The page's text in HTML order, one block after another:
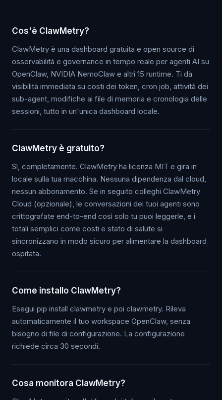
Cos'è ClawMetry?
ClawMetry è una dashboard gratuita e open source di
osservabilità e governance in tempo reale per agenti AI su
OpenClaw, NVIDIA NemoClaw e altri 15 runtime. Ti dà
visibilità immediata su costi dei token, cron job, attività dei
sub-agent, modifiche ai file di memoria e cronologia delle
sessioni, tutto in un'unica dashboard locale.
ClawMetry è gratuito?
Sì, completamente. ClawMetry ha licenza MIT e gira in
locale sulla tua macchina. Nessuna dipendenza dal cloud,
nessun abbonamento. Se in seguito colleghi ClawMetry
Cloud (opzionale), le conversazioni dei tuoi agenti sono
crittografate end-to-end così solo tu puoi leggerle, e i
totali semplici come costi e stato di salute si
sincronizzano in modo sicuro per alimentare la dashboard
ospitata.
Come installo ClawMetry?
Esegui pip install clawmetry e poi clawmetry. Rileva
automaticamente il tuo workspace OpenClaw, senza
bisogno di file di configurazione. La configurazione
richiede circa 30 secondi.
Cosa monitora ClawMetry?